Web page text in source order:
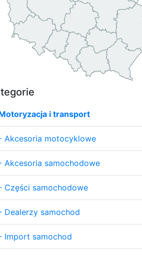
i transport
Akcesoria motocyklowe
Akcesoria samochodowe
Części samochodowe
Dealerzy samochod
Import samochod